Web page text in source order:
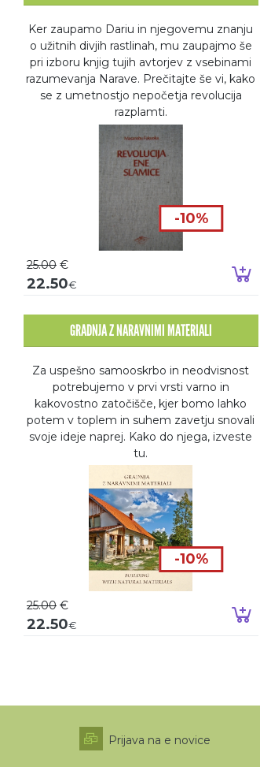
Dodaj v košarico
Ker zaupamo Dariu in njegovemu znanju
o užitnih divjih rastlinah, mu zaupajmo še
pri izboru knjig tujih avtorjev z vsebinami
razumevanja Narave. Prečitajte še vi, kako
se z umetnostjo nepočetja revolucija
razplamti.
-10%
25.00 €
22.50€
Dodaj v košarico
GRADNJA Z NARAVNIMI MATERIALI
Za uspešno samooskrbo in neodvisnost
potrebujemo v prvi vrsti varno in
kakovostno zatočišče, kjer bomo lahko
potem v toplem in suhem zavetju snovali
svoje ideje naprej. Kako do njega, izveste
tu.
-10%
25.00 €
22.50€
Prijava na e novice